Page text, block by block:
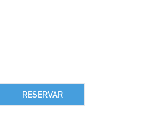
RESERVAR